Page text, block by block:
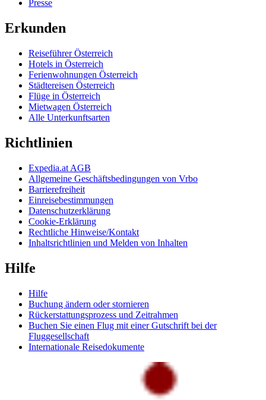
Presse
Erkunden
Reiseführer Österreich
Hotels in Österreich
Ferienwohnungen Österreich
Städtereisen Österreich
Flüge in Österreich
Mietwagen Österreich
Alle Unterkunftsarten
Richtlinien
Expedia.at AGB
Allgemeine Geschäftsbedingungen von Vrbo
Barrierefreiheit
Einreisebestimmungen
Datenschutzerklärung
Cookie-Erklärung
Rechtliche Hinweise/Kontakt
Inhaltsrichtlinien und Melden von Inhalten
Hilfe
Hilfe
Buchung ändern oder stornieren
Rückerstattungsprozess und Zeitrahmen
Buchen Sie einen Flug mit einer Gutschrift bei der
Fluggesellschaft
Internationale Reisedokumente